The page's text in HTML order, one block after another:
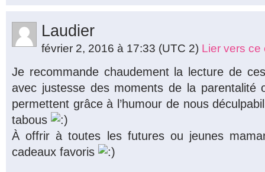
Laudier
février 2, 2016 à 17:33 (UTC 2) Lier vers ce
Je recommande chaudement la lecture de
avec justesse des moments de la parentalité
permettent grâce à l’humour de nous
tabous
À offrir à toutes les futures ou jeunes
cadeaux favoris